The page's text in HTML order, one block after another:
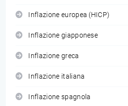
Inflazione europea (HICP)
Inflazione giapponese
Inflazione greca
Inflazione italiana
Inflazione spagnola